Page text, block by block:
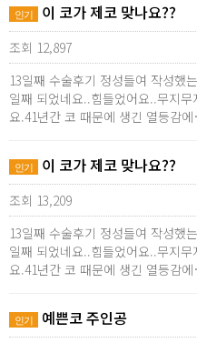
인기 이 코가 제코 맞나요??
조회 12,897
13일째 수술후기 정성들여 작성했
일째 되었네요..힘들었어요..무지
요.41년간 코 때문에 생긴 열등감
인기 이 코가 제코 맞나요??
조회 13,209
13일째 수술후기 정성들여 작성했
일째 되었네요..힘들었어요..무지
요.41년간 코 때문에 생긴 열등감
인기 예쁜코 주인공